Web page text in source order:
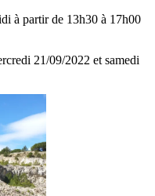
à partir de 13h30 à 17h00
21/09/2022 et samedi